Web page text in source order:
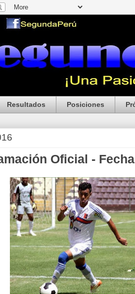
Resultados Posiciones
Oficial -